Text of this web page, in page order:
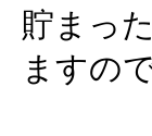
貯まっ
ますの